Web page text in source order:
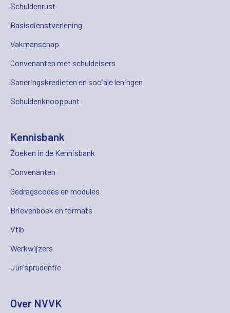
Schuldenrust
Basisdienstverlening
Vakmanschap
Convenanten met schuldeisers
Saneringskredieten en sociale leningen
Schuldenknooppunt
Kennisbank
Zoeken in de Kennisbank
Convenanten
Gedragscodes en modules
Brievenboek en formats
Vtlb
Werkwijzers
Jurisprudentie
Over NVVK